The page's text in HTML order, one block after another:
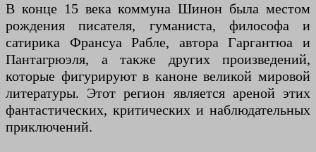
В конце 15 века коммуна Шинон была местом
рождения писателя, гуманиста, философа и
сатирика Франсуа Рабле, автора Гаргантюа и
Пантагрюэля, а также других произведений,
которые фигурируют в каноне великой мировой
литературы. Этот регион является ареной этих
фантастических, критических и наблюдательных
приключений.